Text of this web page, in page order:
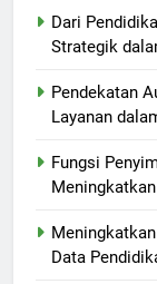
Dari
Strategik
Pendekatan
Layanan
Fungsi
Data